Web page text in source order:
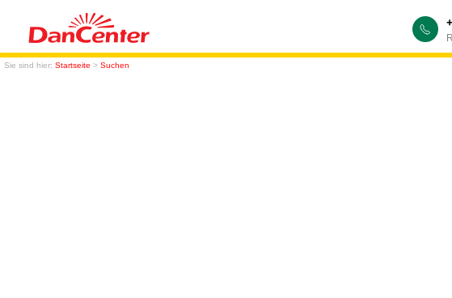
Sie sind hier: Startseite > Suchen